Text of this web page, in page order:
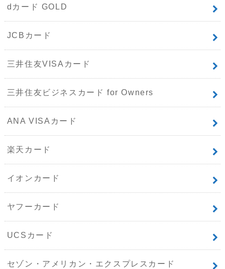
dカード GOLD
JCBカード
三井住友VISAカード
三井住友ビジネスカード for Owners
ANA VISAカード
楽天カード
イオンカード
ヤフーカード
UCSカード
セゾン・アメリカン・エクスプレスカード